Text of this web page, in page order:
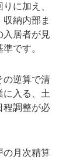
に加え、
納内部ま
入居者が見
です。
の逆算で清
に入る、土
程調整が必
の月次精算